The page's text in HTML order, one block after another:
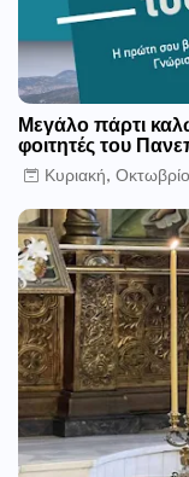
Μεγάλο πάρτι
φοιτητές του
Κυριακή,